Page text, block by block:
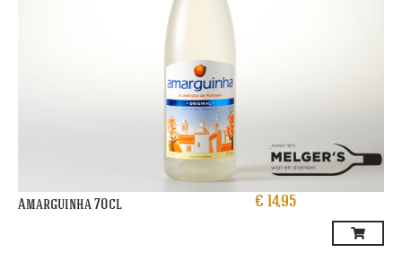
Amarguinha 70cl € 14,95